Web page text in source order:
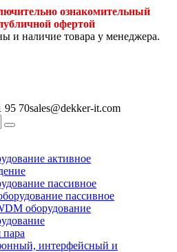
ознакомительный
офертой
и наличие товара у менеджера.
95 70sales@dekker-it.com
активное
пассивное
пассивное
оборудование
пара
интерфейсный и